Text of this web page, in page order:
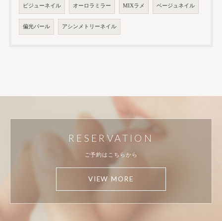
ビジューネイル オーロラミラー MIXラメ ベージュネイル
偏光パール アシンメトリーネイル
ご予約はこちらから
RESERVATION
VIEW MORE